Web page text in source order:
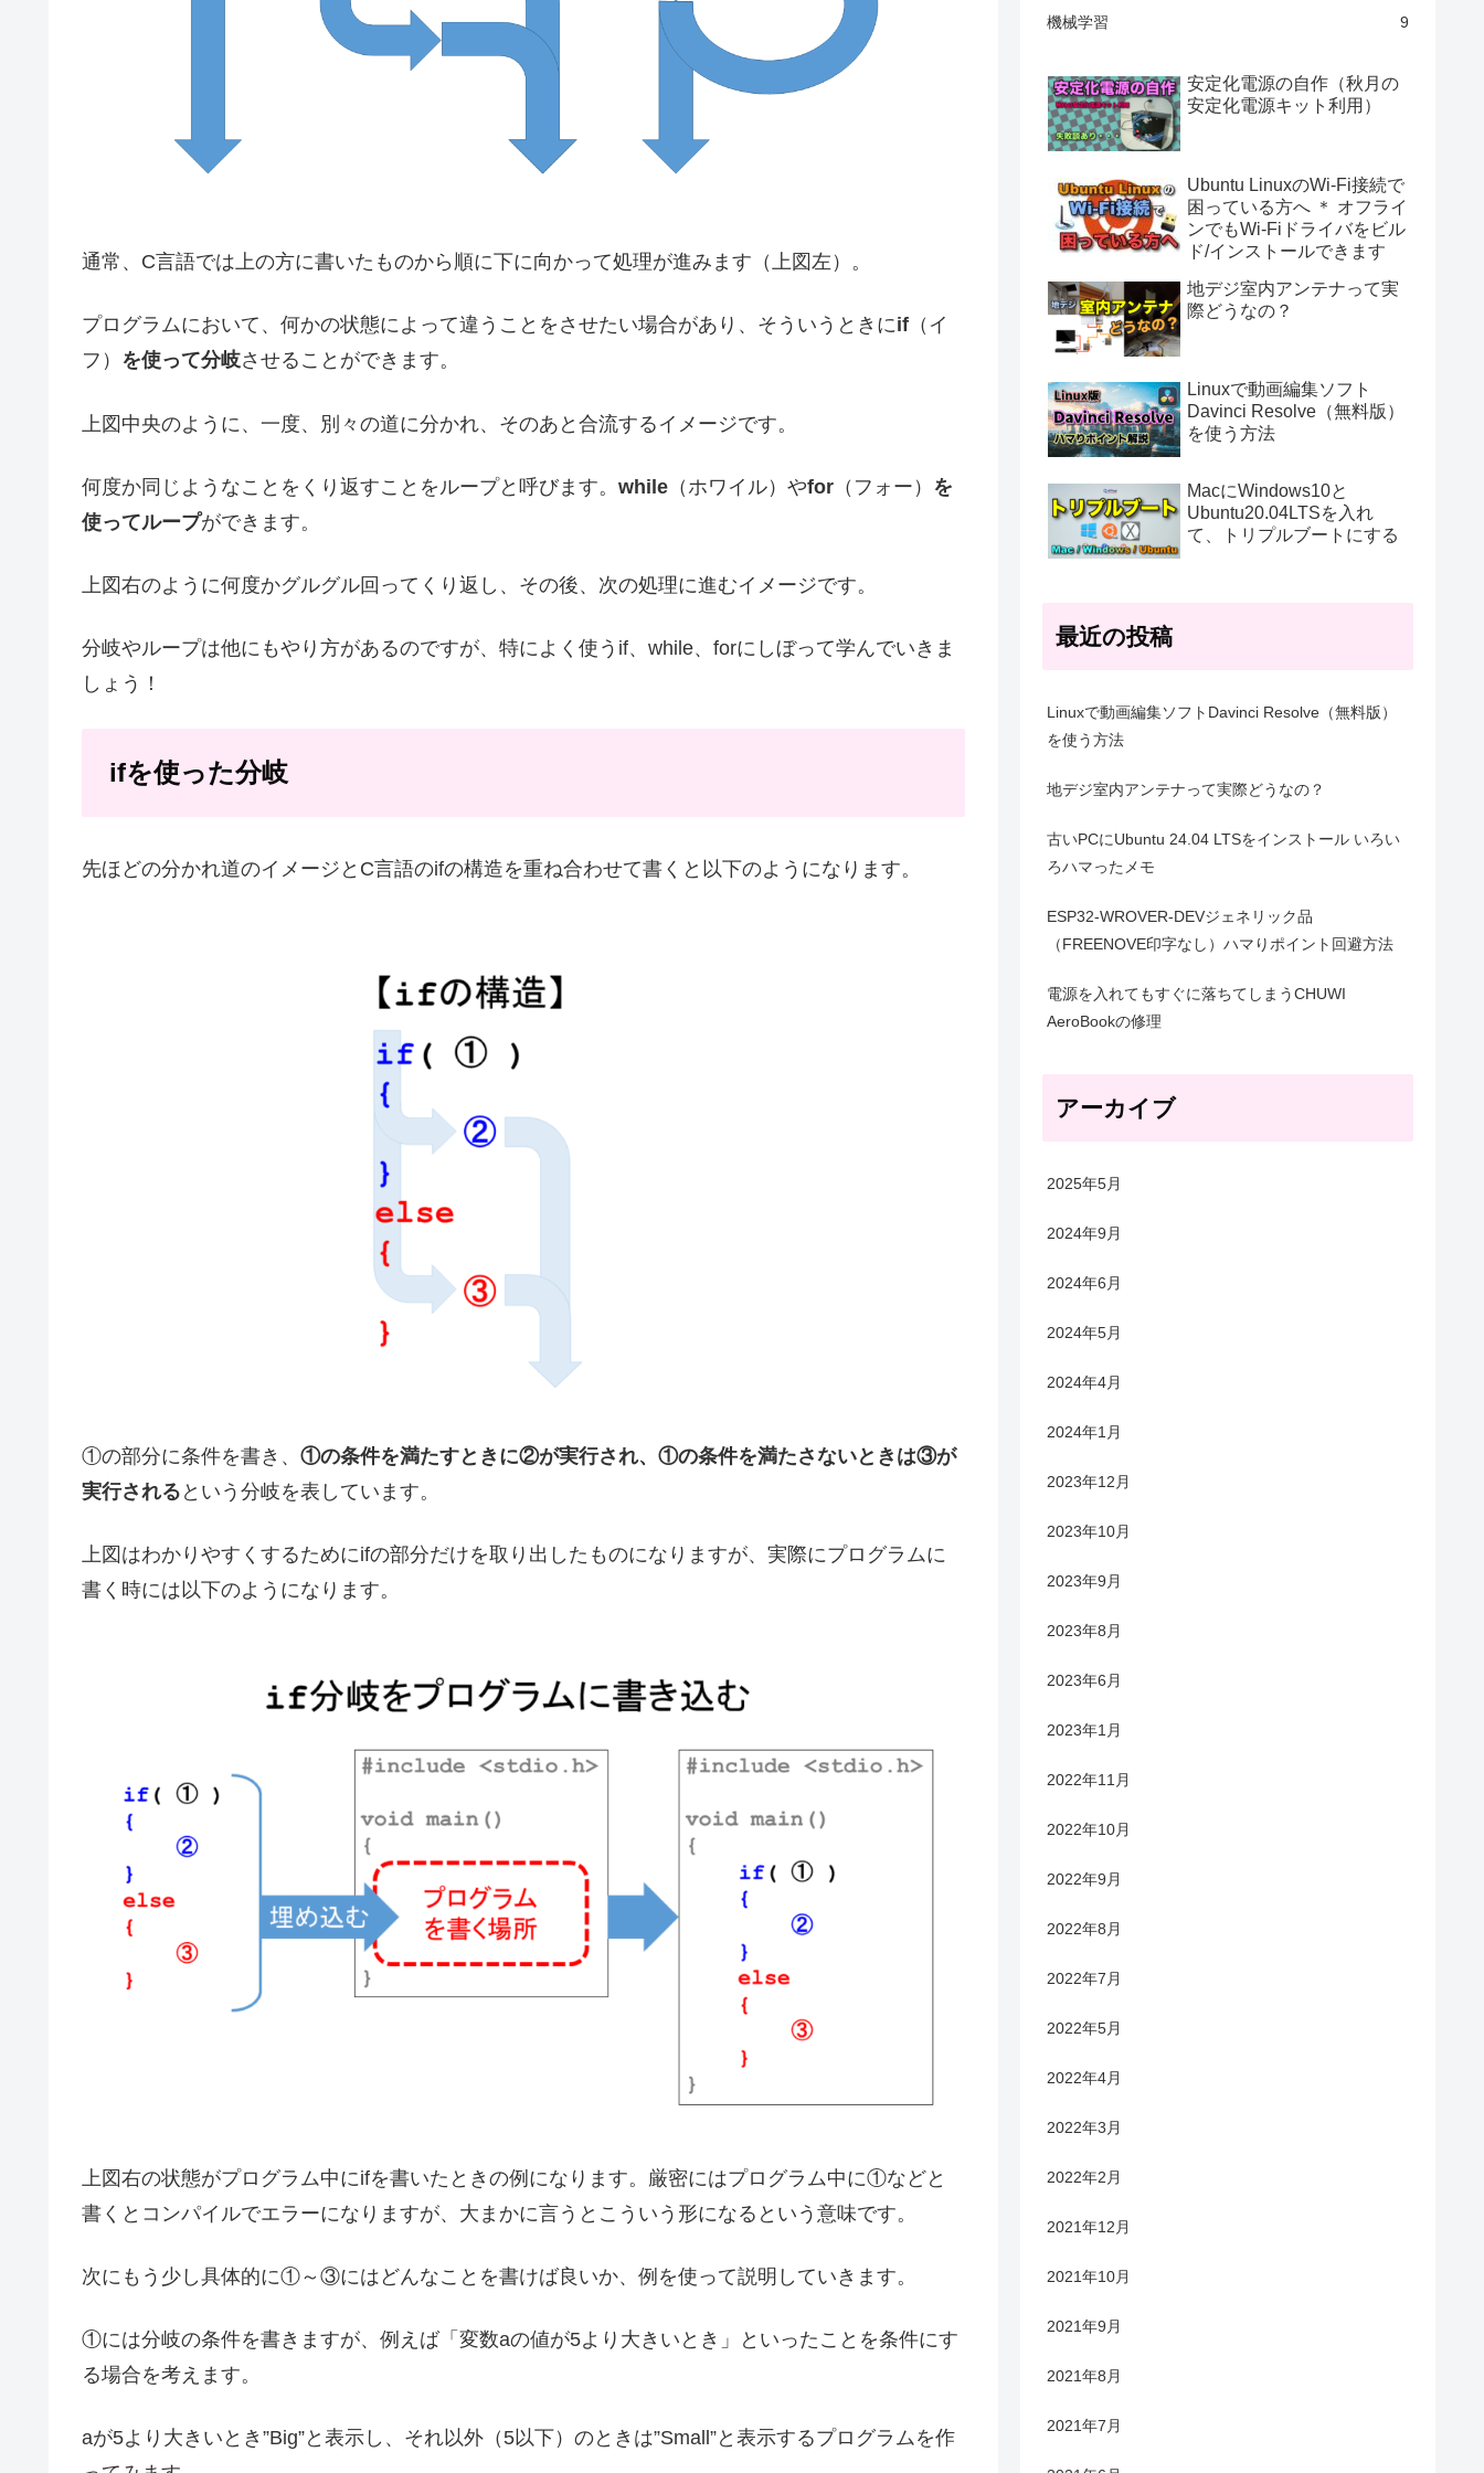
通常、C言語では上の方に書いたものから順に下に向かって処理が進みます（上図左）。
プログラムにおいて、何かの状態によって違うことをさせたい場合があり、そういうときにif （イ
フ） を使って分岐させることができます。
上図中央のように、一度、別々の道に分かれ、そのあと合流するイメージです。
何度か同じようなことをくり返すことをループと呼びます。 while （ホワイル）やfor （フォー） を
使ってループができます。
上図右のように何度かグルグル回ってくり返し、その後、次の処理に進むイメージです。
分岐やループは他にもやり方があるのですが、特によく使うif、while、forにしぼって学んでいきま
しょう！
ifを使った分岐
先ほどの分かれ道のイメージとC言語のifの構造を重ね合わせて書くと以下のようになります。
①の部分に条件を書き、 ①の条件を満たすときに②が実行され、①の条件を満たさないときは③が
実行される という分岐を表しています。
上図はわかりやすくするためにifの部分だけを取り出したものになりますが、実際にプログラムに
書く時には以下のようになります。
上図右の状態がプログラム中にifを書いたときの例になります。厳密にはプログラム中に①などと
書くとコンパイルでエラーになりますが、大まかに言うとこういう形になるという意味です。
次にもう少し具体的に①～③にはどんなことを書けば良いか、例を使って説明していきます。
①には分岐の条件を書きますが、例えば「変数aの値が5より大きいとき」といったことを条件にす
る場合を考えます。
aが5より大きいとき”Big”と表示し、それ以外（5以下）のときは”Small”と表示するプログラムを作
機械学習 9
安定化電源の自作（秋月の
安定化電源キット利用）
Ubuntu LinuxのWi-Fi接続で
困っている方へ ＊ オフライ
ンでもWi-Fiドライバをビル
ド/インストールできます
地デジ室内アンテナって実
際どうなの？
Linuxで動画編集ソフト
Davinci Resolve（無料版）
を使う方法
MacにWindows10と
Ubuntu20.04LTSを入れ
て、トリプルブートにする
最近の投稿
Linuxで動画編集ソフトDavinci Resolve（無料版）
を使う方法
地デジ室内アンテナって実際どうなの？
古いPCにUbuntu 24.04 LTSをインストール いろい
ろハマったメモ
ESP32-WROVER-DEVジェネリック品
（FREENOVE印字なし）ハマりポイント回避方法
電源を入れてもすぐに落ちてしまうCHUWI
AeroBookの修理
アーカイブ
2025年5月
2024年9月
2024年6月
2024年5月
2024年4月
2024年1月
2023年12月
2023年10月
2023年9月
2023年8月
2023年6月
2023年1月
2022年11月
2022年10月
2022年9月
2022年8月
2022年7月
2022年5月
2022年4月
2022年3月
2022年2月
2021年12月
2021年10月
2021年9月
2021年8月
2021年7月